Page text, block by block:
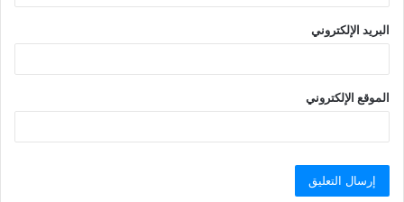
البريد الإلكتروني
الموقع الإلكتروني